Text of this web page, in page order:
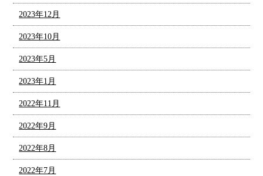
2023年12月
2023年10月
2023年5月
2023年1月
2022年11月
2022年9月
2022年8月
2022年7月